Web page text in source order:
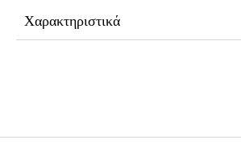
Χαρακτηριστικά